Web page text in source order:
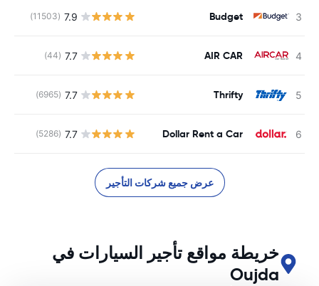
Budget
7.9
(11503)
AIR CAR
7.7
(44)
Thrifty
7.7
(6965)
Dollar Rent a Car
7.7
(5286)
عرض جميع شركات التأجير
خريطة مواقع تأجير السيارات في
Oujda